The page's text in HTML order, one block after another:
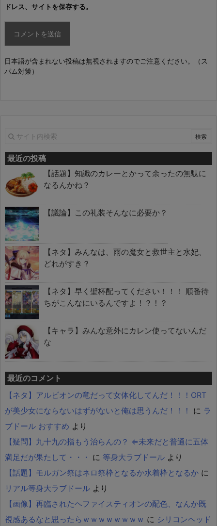
ドレス、サイトを保存する。
日本語が含まれない投稿は無視されますのでご注意ください。（ス
パム対策）
最近の投稿
【話題】知識のカレーとかって余ったの無駄に
なるんかね？
【議論】この礼装そんなに必要か？
【ネタ】みんなは、雨の魔女と救世主と水妃、
どれがすき？
【ネタ】早く聖杯配ってください！！！ 順番待
ちがこんなにいるんですよ！？！？
【キャラ】みんな意外にカレン使ってないんだ
な
最近のコメント
【ネタ】アルビオンの竜だって女体化してんだ！！！ORT
が美少女にならないはずがないと俺は思うんだ！！！
に ラ
ブドール おすすめ より
【疑問】九十九の指もう治らんの？ ⇐未来だと普通に五体
満足だが果たして・・・ に 等身大ラブドール より
【話題】モルガン祭はネロ祭枠となるか水着枠となるか に
リアル等身大ラブドール より
【画像】再臨されたヘファイスティオンの配色、なんか既
視感あるなと思ったらｗｗｗｗｗｗｗｗ に シリコンヘッド